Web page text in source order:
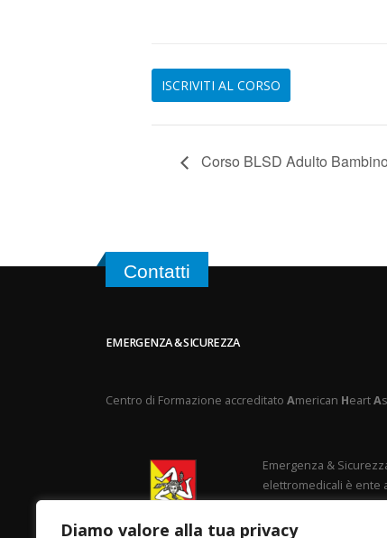
Diamo valore alla tua privacy
Corso BLSD Adulto
Contatti
EMERGENZA & SICUREZZA
Centro di Formazione accreditato American HeartA
Emergenza &
elettromedicali è ente
ai sensi del D.A. 2345/
Privacy Policy